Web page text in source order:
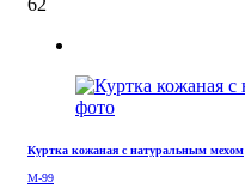
Куртка кожаная с натуральным мехом
М-99